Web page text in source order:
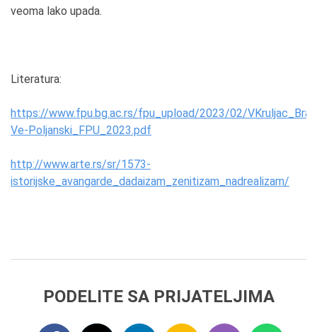
veoma lako upada.
Literatura:
https://www.fpu.bg.ac.rs/fpu_upload/2023/02/
Ve-Poljanski_FPU_2023.pdf
http://www.arte.rs/sr/1573-
istorijske_avangarde_dadaizam_zenitizam_nadrealizam/
PODELITE SA PRIJATELJIMA